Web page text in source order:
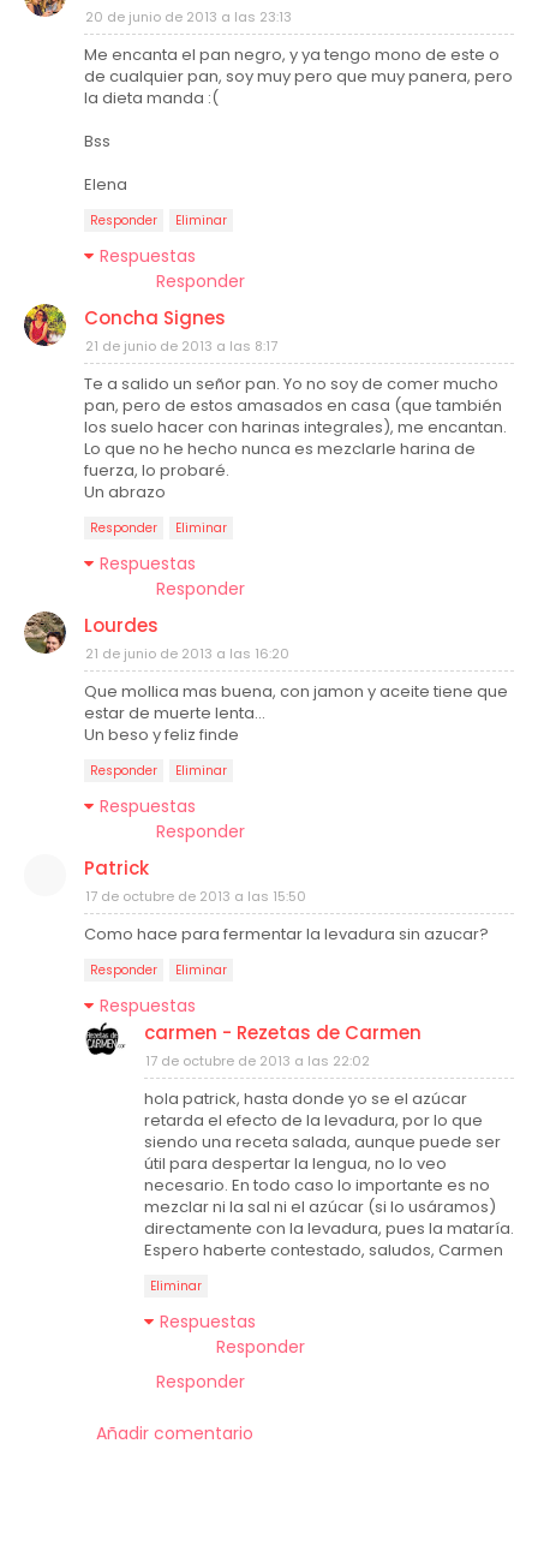
20 de junio de 2013 a las 23:13
Me encanta el pan negro, y ya tengo mono de este o
de cualquier pan, soy muy pero que muy panera, pero
la dieta manda :(
Bss
Elena
Responder Eliminar
Respuestas
Responder
Concha Signes
21 de junio de 2013 a las 8:17
Te a salido un señor pan. Yo no soy de comer mucho
pan, pero de estos amasados en casa (que también
los suelo hacer con harinas integrales), me encantan.
Lo que no he hecho nunca es mezclarle harina de
fuerza, lo probaré.
Un abrazo
Responder Eliminar
Respuestas
Responder
Lourdes
21 de junio de 2013 a las 16:20
Que mollica mas buena, con jamon y aceite tiene que
estar de muerte lenta...
Un beso y feliz finde
Responder Eliminar
Respuestas
Responder
Patrick
17 de octubre de 2013 a las 15:50
Como hace para fermentar la levadura sin azucar?
Responder Eliminar
Respuestas
carmen - Rezetas de Carmen
17 de octubre de 2013 a las 22:02
hola patrick, hasta donde yo se el azúcar
retarda el efecto de la levadura, por lo que
siendo una receta salada, aunque puede ser
útil para despertar la lengua, no lo veo
necesario. En todo caso lo importante es no
mezclar ni la sal ni el azúcar (si lo usáramos)
directamente con la levadura, pues la mataría.
Espero haberte contestado, saludos, Carmen
Eliminar
Respuestas
Responder
Responder
Añadir comentario